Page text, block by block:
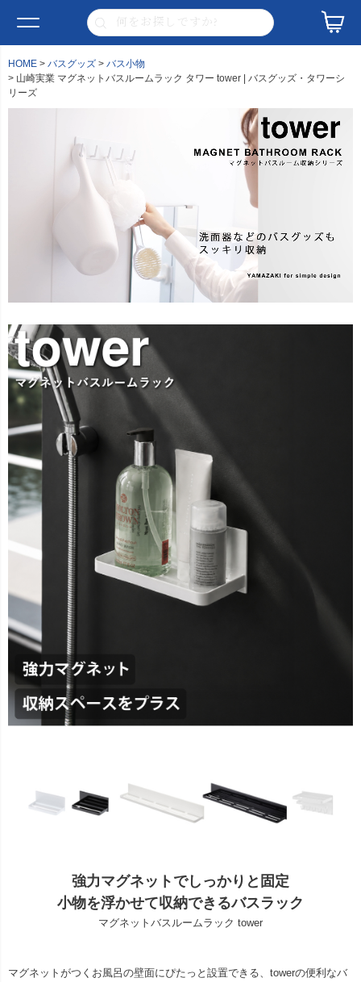
HOME バスグッズ
バス小物
山崎実業 マグネットバスルームラック タワー tower | バスグッズ・タワーシ
リーズ
強力マグネットでしっかりと固定
小物を浮かせて収納できるバスラック
マグネットバスルームラック tower
マグネットがつくお風呂の壁面にぴたっと設置できる、towerの便利なバ